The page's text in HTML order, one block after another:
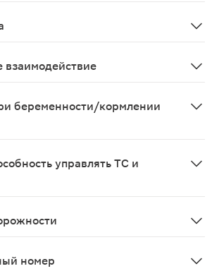
взаимодействие
беременности/кормлении
управлять ТС и
номер